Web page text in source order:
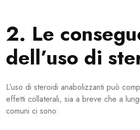
2. Le
dell’uso di
L’uso di steroidi anabolizzanti può
effetti collaterali, sia a breve che a
comuni ci sono: